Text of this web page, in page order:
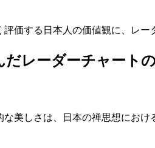
価する日本人の価値観に、レ
だレーダーチャート
な美しさは、日本の禅思想にお